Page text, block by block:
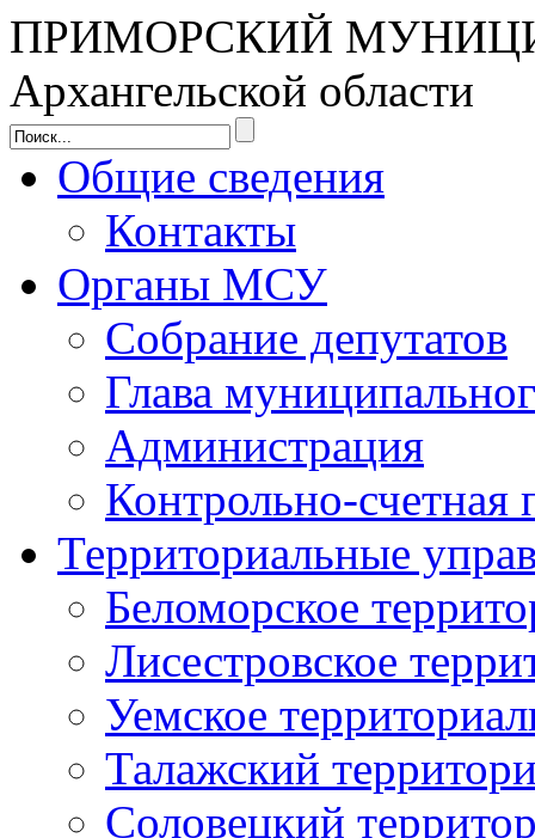
ПРИМОРСКИЙ
Архангельской области
Общие сведения
Контакты
Органы МСУ
Собрание депутатов
Глава
Администрация
Контрольно-счетная
Территориальные
Беломорское
Лисестровское
Уемское
Талажский
Соловецкий